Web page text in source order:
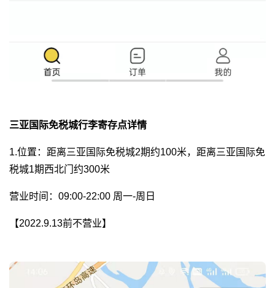
三亚国际免税城行李寄存点详情
1.位置：距离三亚国际免税城2期约100米，距离三亚国际免
税城1期西北门约300米
营业时间：09:00-22:00 周一-周日
【2022.9.13前不营业】